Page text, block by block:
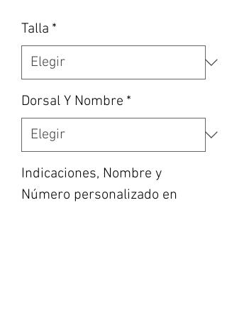
Talla *
Dorsal Y Nombre *
Indicaciones, Nombre y
Número personalizado en